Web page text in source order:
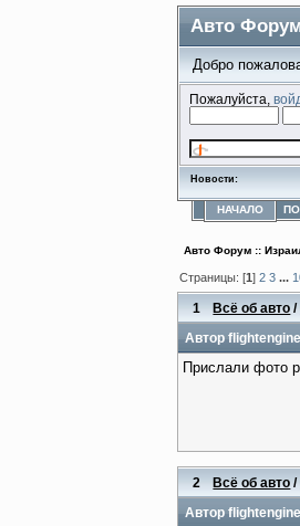
Авто
Добро
Пожалуйста,
Новости:
НАЧАЛО
Авто Форум ::
Страницы: [1]2 3 ...
1 Всё об авто /
Автор
Прислали фото
2 Всё об авто /
Автор